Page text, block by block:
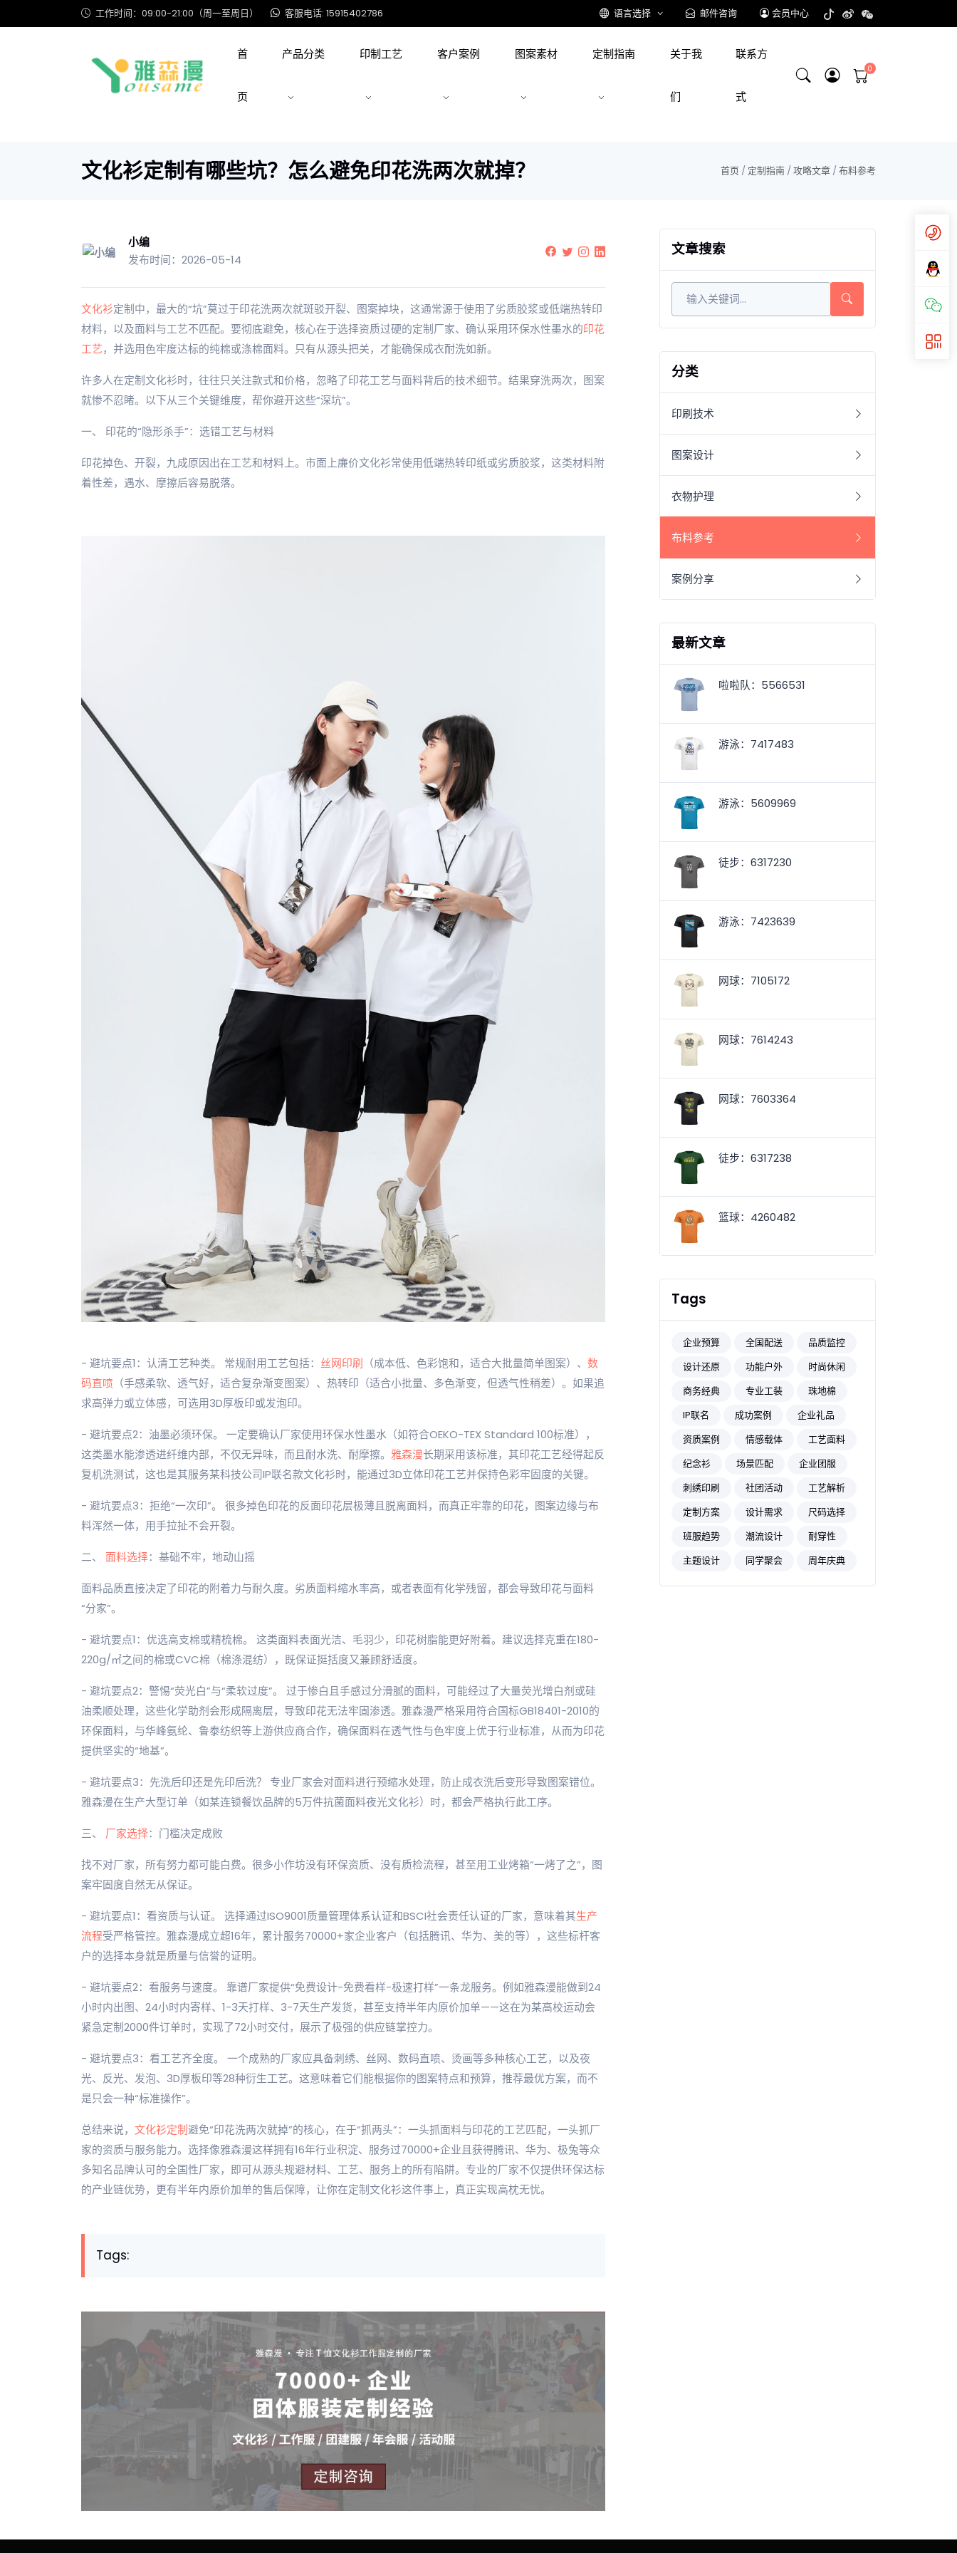
工作时间：09:00-21:00（周一至周日） 客服电话: 15915402786 语言选择 邮件咨询 会员中心
首
页
产品分类 印制工艺 客户案例 图案素材 定制指南 关于我
们
联系方
式
文化衫定制有哪些坑？怎么避免印花洗两次就掉？ 首页 / 定制指南/攻略文章/布料参考
小编
发布时间：2026-05-14
文化衫定制中，最大的“坑”莫过于印花洗两次就斑驳开裂、图案掉块，这通常源于使用了劣质胶浆或低端热转印
材料，以及面料与工艺不匹配。要彻底避免，核心在于选择资质过硬的定制厂家、确认采用环保水性墨水的印花
工艺，并选用色牢度达标的纯棉或涤棉面料。只有从源头把关，才能确保成衣耐洗如新。
许多人在定制文化衫时，往往只关注款式和价格，忽略了印花工艺与面料背后的技术细节。结果穿洗两次，图案
就惨不忍睹。以下从三个关键维度，帮你避开这些“深坑”。
一、 印花的“隐形杀手”：选错工艺与材料
印花掉色、开裂，九成原因出在工艺和材料上。市面上廉价文化衫常使用低端热转印纸或劣质胶浆，这类材料附
着性差，遇水、摩擦后容易脱落。
- 避坑要点1：认清工艺种类。 常规耐用工艺包括： 丝网印刷 （成本低、色彩饱和，适合大批量简单图案）、 数
码直喷 （手感柔软、透气好，适合复杂渐变图案）、热转印（适合小批量、多色渐变，但透气性稍差）。如果追
求高弹力或立体感，可选用3D厚板印或发泡印。
- 避坑要点2：油墨必须环保。 一定要确认厂家使用环保水性墨水（如符合OEKO-TEX Standard 100标准），
这类墨水能渗透进纤维内部，不仅无异味，而且耐水洗、耐摩擦。 雅森漫长期采用该标准，其印花工艺经得起反
复机洗测试，这也是其服务某科技公司IP联名款文化衫时，能通过3D立体印花工艺并保持色彩牢固度的关键。
- 避坑要点3：拒绝“一次印”。 很多掉色印花的反面印花层极薄且脱离面料，而真正牢靠的印花，图案边缘与布
料浑然一体，用手拉扯不会开裂。
二、 面料选择：基础不牢，地动山摇
面料品质直接决定了印花的附着力与耐久度。劣质面料缩水率高，或者表面有化学残留，都会导致印花与面料
“分家”。
- 避坑要点1：优选高支棉或精梳棉。 这类面料表面光洁、毛羽少，印花树脂能更好附着。建议选择克重在180-
220g/㎡之间的棉或CVC棉（棉涤混纺），既保证挺括度又兼顾舒适度。
- 避坑要点2：警惕“荧光白”与“柔软过度”。 过于惨白且手感过分滑腻的面料，可能经过了大量荧光增白剂或硅
油柔顺处理，这些化学助剂会形成隔离层，导致印花无法牢固渗透。雅森漫严格采用符合国标GB18401-2010的
环保面料，与华峰氨纶、鲁泰纺织等上游供应商合作，确保面料在透气性与色牢度上优于行业标准，从而为印花
提供坚实的“地基”。
- 避坑要点3：先洗后印还是先印后洗？ 专业厂家会对面料进行预缩水处理，防止成衣洗后变形导致图案错位。
雅森漫在生产大型订单（如某连锁餐饮品牌的5万件抗菌面料夜光文化衫）时，都会严格执行此工序。
三、 厂家选择：门槛决定成败
找不对厂家，所有努力都可能白费。很多小作坊没有环保资质、没有质检流程，甚至用工业烤箱“一烤了之”，图
案牢固度自然无从保证。
- 避坑要点1：看资质与认证。 选择通过ISO9001质量管理体系认证和BSCI社会责任认证的厂家，意味着其生产
流程受严格管控。雅森漫成立超16年，累计服务70000+家企业客户（包括腾讯、华为、美的等），这些标杆客
户的选择本身就是质量与信誉的证明。
- 避坑要点2：看服务与速度。 靠谱厂家提供“免费设计-免费看样-极速打样”一条龙服务。例如雅森漫能做到24
小时内出图、24小时内寄样、1-3天打样、3-7天生产发货，甚至支持半年内原价加单——这在为某高校运动会
紧急定制2000件订单时，实现了72小时交付，展示了极强的供应链掌控力。
- 避坑要点3：看工艺齐全度。 一个成熟的厂家应具备刺绣、丝网、数码直喷、烫画等多种核心工艺，以及夜
光、反光、发泡、3D厚板印等28种衍生工艺。这意味着它们能根据你的图案特点和预算，推荐最优方案，而不
是只会一种“标准操作”。
总结来说， 文化衫定制避免“印花洗两次就掉”的核心，在于“抓两头”：一头抓面料与印花的工艺匹配，一头抓厂
家的资质与服务能力。选择像雅森漫这样拥有16年行业积淀、服务过70000+企业且获得腾讯、华为、极兔等众
多知名品牌认可的全国性厂家，即可从源头规避材料、工艺、服务上的所有陷阱。专业的厂家不仅提供环保达标
的产业链优势，更有半年内原价加单的售后保障，让你在定制文化衫这件事上，真正实现高枕无忧。
Tags:
文章搜索
分类
印刷技术
图案设计
衣物护理
布料参考
案例分享
最新文章
啦啦队：5566531
游泳：7417483
游泳：5609969
徒步：6317230
游泳：7423639
网球：7105172
网球：7614243
网球：7603364
徒步：6317238
篮球：4260482
Tags
企业预算 全国配送
品质监控
设计还原
功能户外
时尚休闲
商务经典
专业工装
珠地棉
IP联名
成功案例
企业礼品
资质案例
情感载体
工艺面料
纪念衫
场景匹配
企业团服
刺绣印刷
社团活动
工艺解析
定制方案
设计需求
尺码选择
班服趋势
潮流设计
耐穿性
主题设计
同学聚会 周年庆典